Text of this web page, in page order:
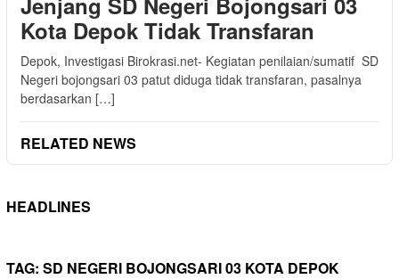
Kota Depok Tidak Transfaran
Depok, Investigasi Birokrasi.net- Kegiatan penilaian/sumatif SD
Negeri bojongsari 03 patut diduga tidak transfaran, pasalnya
berdasarkan […]
RELATED NEWS
HEADLINES
TAG: SD NEGERI BOJONGSARI 03 KOTA DEPOK